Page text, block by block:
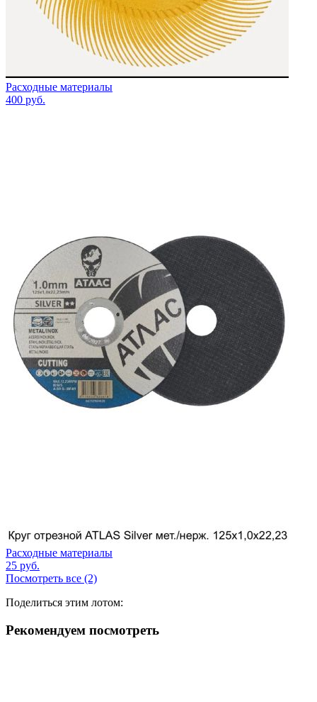
Расходные материалы
400 руб.
Расходные материалы
25 руб.
Посмотреть все (2)
Поделиться этим лотом:
Рекомендуем посмотреть